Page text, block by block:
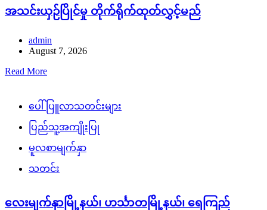
အသင်းယှဉ်ပြိုင်မှု တိုက်ရိုက်ထုတ်လွှင့်မည်
admin
August 7, 2026
Read More
ပေါ်ပြူလာသတင်းများ
ပြည်သူ့အကျိုးပြု
မူလစာမျက်နှာ
သတင်း
လေးမျက်နှာမြို့နယ်၊ ဟင်္သာတမြို့နယ်၊ ရေကြည်